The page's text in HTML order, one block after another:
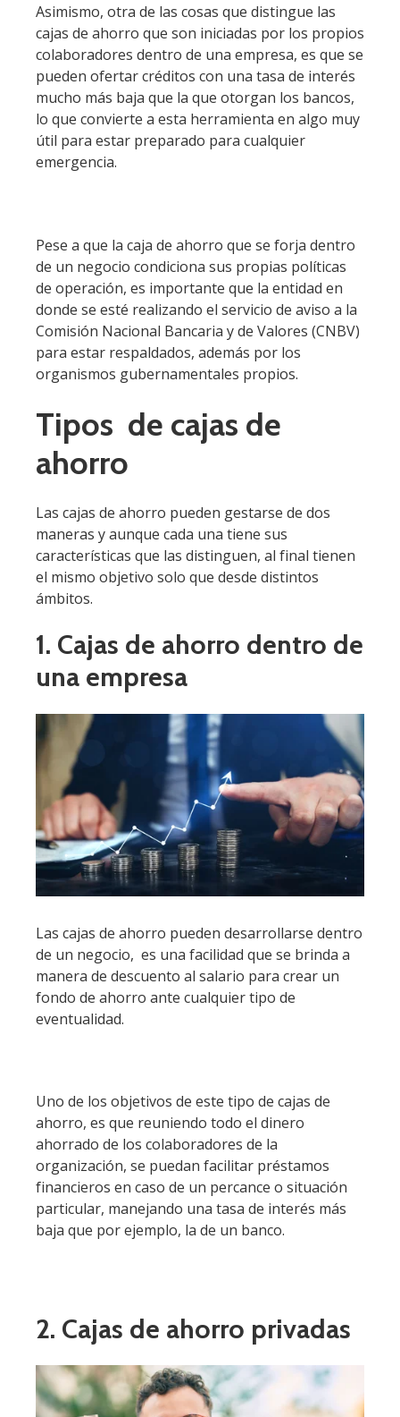
Asimismo, otra de las cosas que distingue las
cajas de ahorro que son iniciadas por los propios
colaboradores dentro de una empresa, es que se
pueden ofertar créditos con una tasa de interés
mucho más baja que la que otorgan los bancos,
lo que convierte a esta herramienta en algo muy
útil para estar preparado para cualquier
emergencia.
Pese a que la caja de ahorro que se forja dentro
de un negocio condiciona sus propias políticas
de operación, es importante que la entidad en
donde se esté realizando el servicio de aviso a la
Comisión Nacional Bancaria y de Valores (CNBV)
para estar respaldados, además por los
organismos gubernamentales propios.
Tipos de cajas de
ahorro
Las cajas de ahorro pueden gestarse de dos
maneras y aunque cada una tiene sus
características que las distinguen, al final tienen
el mismo objetivo solo que desde distintos
ámbitos.
1. Cajas de ahorro dentro de
una empresa
Las cajas de ahorro pueden desarrollarse dentro
de un negocio, es una facilidad que se brinda a
manera de descuento al salario para crear un
fondo de ahorro ante cualquier tipo de
eventualidad.
Uno de los objetivos de este tipo de cajas de
ahorro, es que reuniendo todo el dinero
ahorrado de los colaboradores de la
organización, se puedan facilitar préstamos
financieros en caso de un percance o situación
particular, manejando una tasa de interés más
baja que por ejemplo, la de un banco.
2. Cajas de ahorro privadas